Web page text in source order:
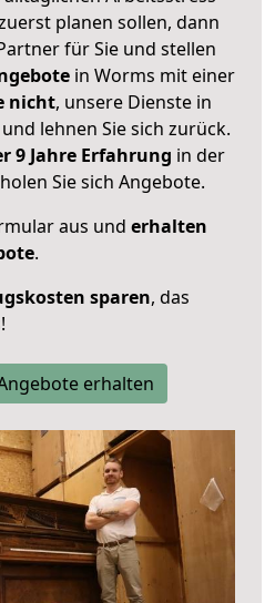
planen sollen, dann
für Sie und stellen
in Worms mit einer
nicht, unsere Dienste in
lehnen Sie sich zurück.
9 Jahre Erfahrung in der
Sie sich Angebote.
aus und erhalten
.
sparen, das
erhalten